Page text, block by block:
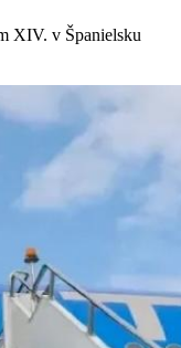
XIV. v Španielsku